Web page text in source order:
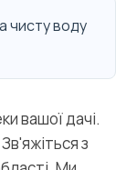
чисту воду
вашої дачі.
з